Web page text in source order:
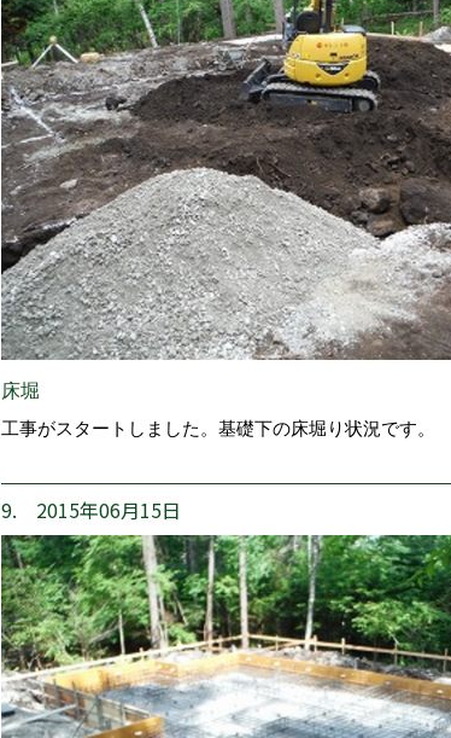
床堀
工事がスタートしました。基礎下の床堀り状況です。
9. 2015年06月15日